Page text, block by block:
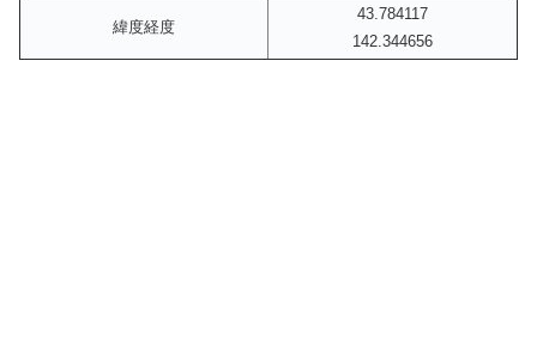
緯度経度
43.784117
142.344656